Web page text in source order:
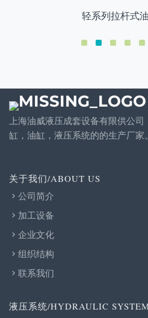
轻系列拉杆式
上海油威液压成套设备有限供公
缸，油缸，液压系统的的生产厂家。
关于我们/ABOUT US
公司简介
加工设备
企业文化
组织结构
联系我们
液压系统/HYDRAULIC